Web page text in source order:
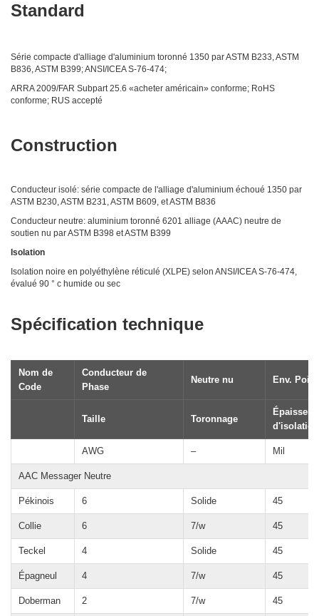
Standard
Série compacte d'alliage d'aluminium toronné 1350 par ASTM B233, ASTM
B836, ASTM B399; ANSI/ICEA S-76-474;
ARRA 2009/FAR Subpart 25.6 «acheter américain» conforme; RoHS
conforme; RUS accepté
Construction
Conducteur isolé: série compacte de l'alliage d'aluminium échoué 1350 par
ASTM B230, ASTM B231, ASTM B609, et ASTM B836
Conducteur neutre: aluminium toronné 6201 alliage (AAAC) neutre de
soutien nu par ASTM B398 et ASTM B399
Isolation
Isolation noire en polyéthylène réticulé (XLPE) selon ANSI/ICEA S-76-474,
évalué 90 ° c humide ou sec
Spécification technique
Nom de
Code
Conducteur de
Phase
Neutre nu Env.
Taille Toronnage
Épaisseur
d'isolation
AWG – Mil
AAC Messager Neutre
Pékinois 6 Solide 45
Collie 6 7/w 45
Teckel 4 Solide 45
Épagneul 4 7/w 45
Doberman 2 7/w 45